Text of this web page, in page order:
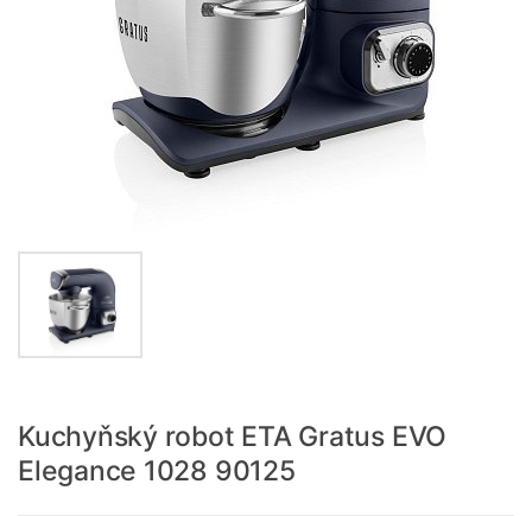
Kuchyňský robot ETA Gratus EVO
Elegance 1028 90125